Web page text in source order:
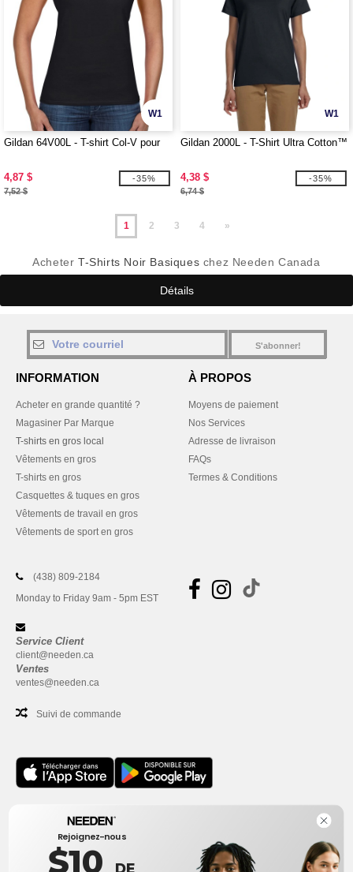
W1
Gildan 64V00L - T-shirt Col-V pour
4,87 $
7,52 $
-35%
W1
Gildan 2000L - T-Shirt Ultra Cotton™
4,38 $
6,74 $
-35%
1 2 3 4 »
AcheterT-Shirts Noir Basiques chez Needen Canada
Détails
S'abonner!
INFORMATION
Acheter en grande quantité ?
Magasiner Par Marque
T-shirts en gros local
Vêtements en gros
T-shirts en gros
Casquettes & tuques en gros
Vêtements de travail en gros
Vêtements de sport en gros
À PROPOS
Moyens de paiement
Nos Services
Adresse de livraison
FAQs
Termes & Conditions
(438) 809-2184
Monday to Friday 9am - 5pm EST
Service Client
client@needen.ca
Ventes
ventes@needen.ca
Suivi de commande
Bureau
One Dundas Street West Suite 2500
Toronto, Ontario, M5G 1Z3
Rejoignez-nous
$10 DE